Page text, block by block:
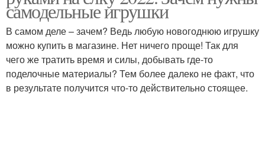
самодельные игрушки
В самом деле – зачем? Ведь любую новогоднюю игрушку
можно купить в магазине. Нет ничего проще! Так для
чего же тратить время и силы, добывать где-то
поделочные материалы? Тем более далеко не факт, что
в результате получится что-то действительно стоящее.